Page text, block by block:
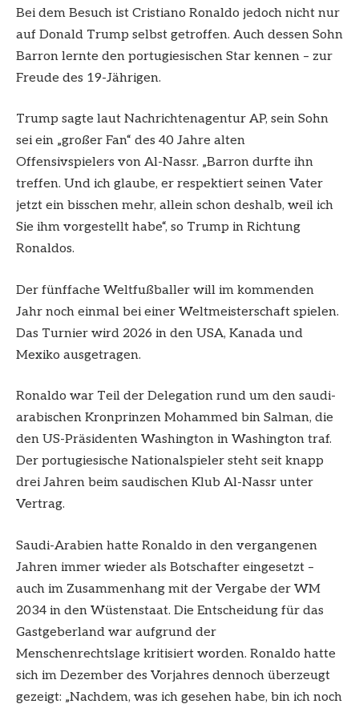
Bei dem Besuch ist Cristiano Ronaldo jedoch nicht nur
auf Donald Trump selbst getroffen. Auch dessen Sohn
Barron lernte den portugiesischen Star kennen – zur
Freude des 19-Jährigen.
Trump sagte laut Nachrichtenagentur AP, sein Sohn
sei ein „großer Fan“ des 40 Jahre alten
Offensivspielers von Al-Nassr. „Barron durfte ihn
treffen. Und ich glaube, er respektiert seinen Vater
jetzt ein bisschen mehr, allein schon deshalb, weil ich
Sie ihm vorgestellt habe“, so Trump in Richtung
Ronaldos.
Der fünffache Weltfußballer will im kommenden
Jahr noch einmal bei einer Weltmeisterschaft spielen.
Das Turnier wird 2026 in den USA, Kanada und
Mexiko ausgetragen.
Ronaldo war Teil der Delegation rund um den saudi-
arabischen Kronprinzen Mohammed bin Salman, die
den US-Präsidenten Washington in Washington traf.
Der portugiesische Nationalspieler steht seit knapp
drei Jahren beim saudischen Klub Al-Nassr unter
Vertrag.
Saudi-Arabien hatte Ronaldo in den vergangenen
Jahren immer wieder als Botschafter eingesetzt –
auch im Zusammenhang mit der Vergabe der WM
2034 in den Wüstenstaat. Die Entscheidung für das
Gastgeberland war aufgrund der
Menschenrechtslage kritisiert worden. Ronaldo hatte
sich im Dezember des Vorjahres dennoch überzeugt
gezeigt: „Nachdem, was ich gesehen habe, bin ich noch